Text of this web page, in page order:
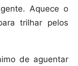
Aquece o
trilhar pelos
de aguentar